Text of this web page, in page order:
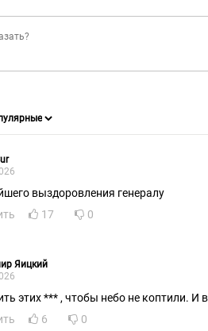
выздоровления генералу
17 0
Яицкий
этих *** , чтобы небо не коптили. И
6 0